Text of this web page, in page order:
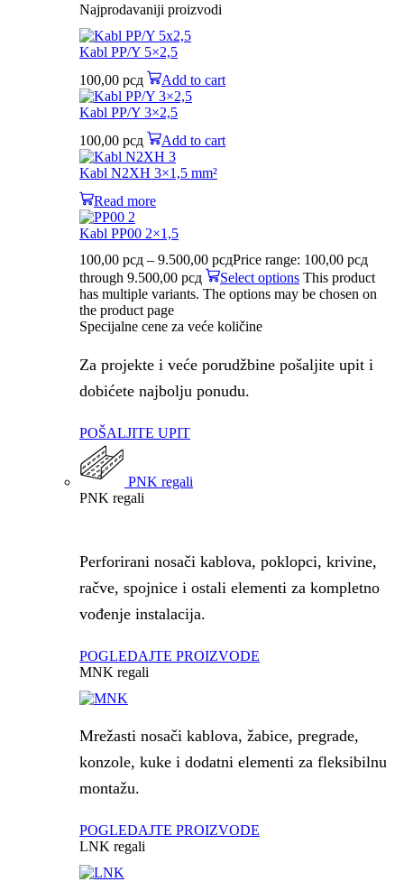
Najprodavaniji proizvodi
Kabl PP/Y 5×2,5
100,00 рсд Add to cart
Kabl PP/Y 3×2,5
100,00 рсд Add to cart
Kabl N2XH 3×1,5 mm²
Read more
Kabl PP00 2×1,5
100,00 рсд – 9.500,00 рсдPrice range: 100,00 рсд
through 9.500,00 рсд
Select options This product
has multiple variants. The options may be chosen on
the product page
Specijalne cene za veće količine
Za projekte i veće porudžbine pošaljite upit i
dobićete najbolju ponudu.
POŠALJITE UPIT
PNK regali
PNK regali
Perforirani nosači kablova, poklopci, krivine,
račve, spojnice i ostali elementi za kompletno
vođenje instalacija.
POGLEDAJTE PROIZVODE
MNK regali
Mrežasti nosači kablova, žabice, pregrade,
konzole, kuke i dodatni elementi za fleksibilnu
montažu.
POGLEDAJTE PROIZVODE
LNK regali